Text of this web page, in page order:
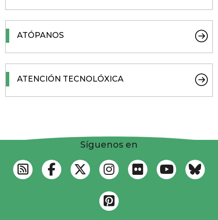
ATÓPANOS
ATENCIÓN TECNOLÓXICA
Síguenos en